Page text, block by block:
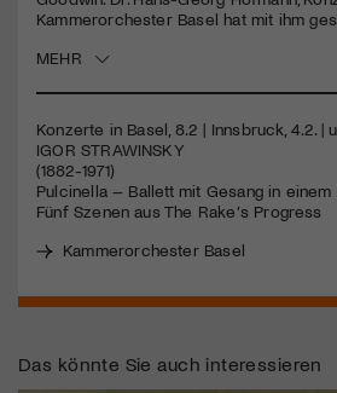
Kammerorchester Basel hat mit ihm
MEHR
Konzerte in Basel, 8.2 | Innsbruck, 4.2. |
IGOR STRAWINSKY
(1882-1971)
Pulcinella – Ballett mit Gesang in einem
Fünf Szenen aus The Rake’s Progress
Kammerorchester Basel
Das könnte Sie auch interessieren
Jetzt Mitglied werden